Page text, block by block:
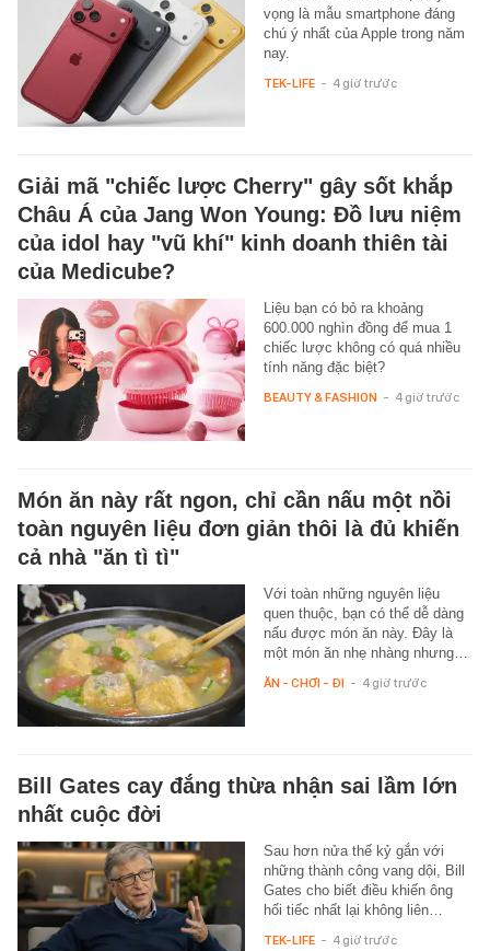
vọng là mẫu smartphone đáng
chú ý nhất của Apple trong năm
nay.
TEK-LIFE - 4 giờ trước
Giải mã "chiếc lược Cherry" gây sốt khắp
Châu Á của Jang Won Young: Đồ lưu niệm
của idol hay "vũ khí" kinh doanh thiên tài
của Medicube?
Liệu bạn có bỏ ra khoảng
600.000 nghìn đồng để mua 1
chiếc lược không có quá nhiều
tính năng đặc biệt?
BEAUTY & FASHION - 4 giờ trước
Món ăn này rất ngon, chỉ cần nấu một nồi
toàn nguyên liệu đơn giản thôi là đủ khiến
cả nhà "ăn tì tì"
Với toàn những nguyên liệu
quen thuộc, bạn có thể dễ dàng
nấu được món ăn này. Đây là
một món ăn nhẹ nhàng nhưng…
ĂN - CHƠI - ĐI - 4 giờ trước
Bill Gates cay đắng thừa nhận sai lầm lớn
nhất cuộc đời
Sau hơn nửa thế kỷ gắn với
những thành công vang dội, Bill
Gates cho biết điều khiến ông
hối tiếc nhất lại không liên…
TEK-LIFE - 4 giờ trước